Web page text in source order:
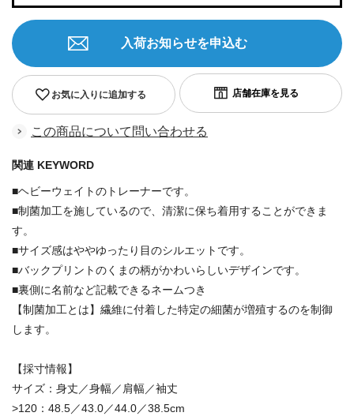
お気に入りに追加する
入荷お知らせを申込む
この商品について問い合わせる
関連 KEYWORD
■ヘビーウェイトのトレーナーです。
■制菌加工を施しているので、清潔に保ち着用することができま
す。
■サイズ感はややゆったり目のシルエットです。
■バックプリントのくまの柄がかわいらしいデザインです。
■裏側に名前など記載できるネームつき
【制菌加工とは】繊維に付着した特定の細菌が増殖するのを制御
します。
【採寸情報】
サイズ：身丈／身幅／肩幅／袖丈
>120：48.5／43.0／44.0／38.5cm